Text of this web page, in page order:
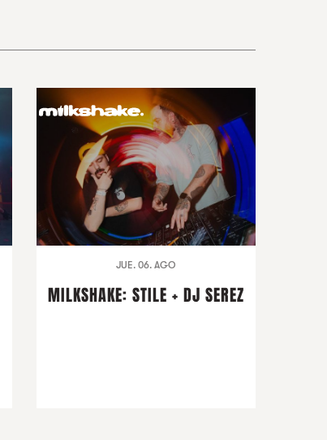
JUE. 06. AGO
MILKSHAKE: STILE + DJ SEREZ